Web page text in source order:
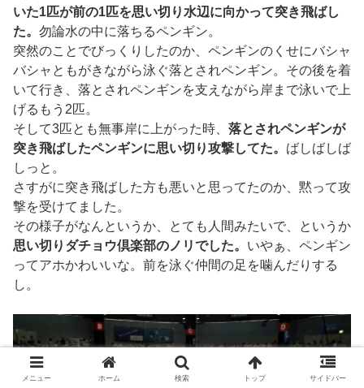
いた1匹が前の1匹を思い切り水辺に向かって突き飛ばし
た。 勿論水の中に落ちるペンギン。
突然のことでびっくりしたのか、ペンギンのくせにバシャ
バシャともがきながら泳ぐ落とされペンギン。その後を着
いて行き、落とされペンギンを支えながら岸まで泳いで上
げるもう2匹。
そして3匹とも無事岸に上がった時、 落とされペンギンが
突き飛ばしたペンギンに思い切り攻撃してた。 ばしばしば
しっと。
さすがに突き飛ばした方も悪いと思ってたのか、黙って攻
撃を受けてました。
その様子がなんというか、とても人間みたいで、というか
思い切りダチョウ倶楽部のノリでした。 いやぁ、ペンギン
ってアホかわいいな。前を泳ぐ仲間の足を噛んだりする
し。
メニュー ホーム 検索 トップ サイドバー